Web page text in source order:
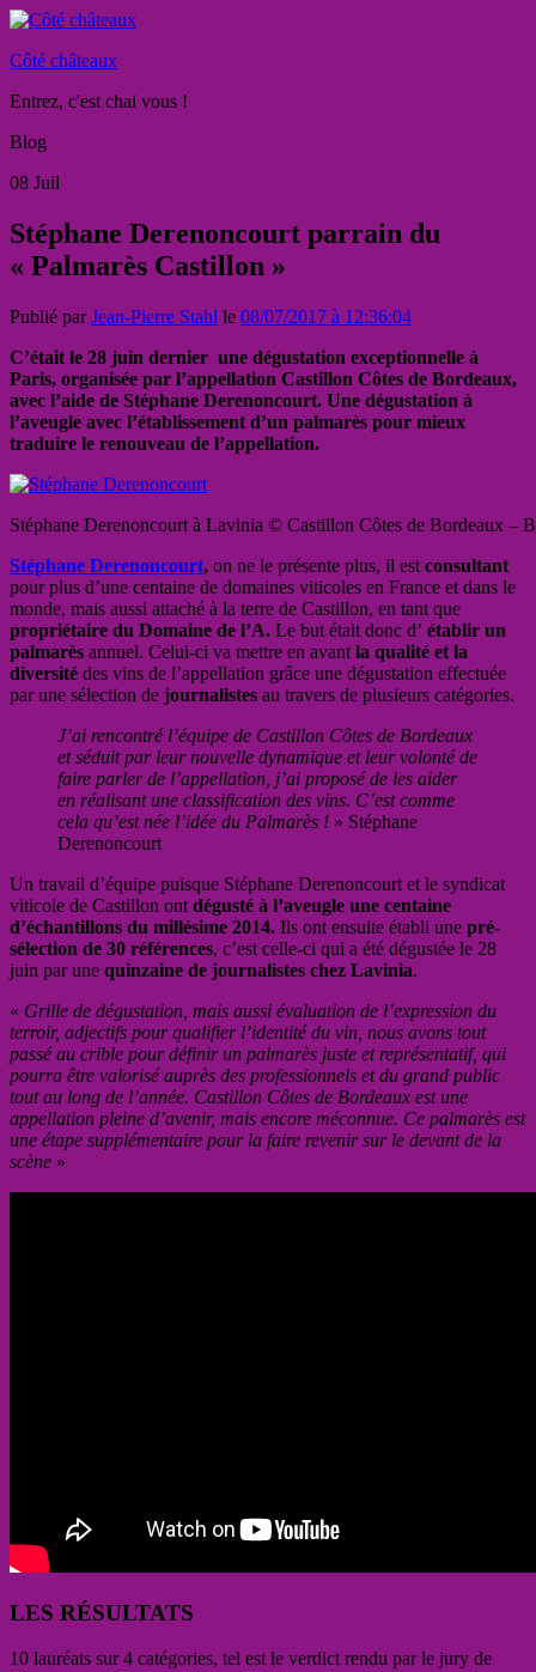
Côté châteaux
Entrez, c'est chai vous !
Blog
08 Juil
Stéphane Derenoncourt parrain du
« Palmarès Castillon »
Publié parJean-Pierre Stahl le 08/07/2017 à 12:36:04
C’était le 28 juin dernier une dégustation exceptionnelle à
Paris, organisée par l’appellation Castillon Côtes de Bordeaux,
avec l’aide de Stéphane Derenoncourt. Une dégustation à
l’aveugle avec l’établissement d’un palmarès pour mieux
traduire le renouveau de l’appellation.
Stéphane Derenoncourt à Lavinia © Castillon Côtes de Bordeaux –
Stéphane Derenoncourt, on ne le présente plus, il est consultant
pour plus d’une centaine de domaines viticoles en France et dans le
monde, mais aussi attaché à la terre de Castillon, en tant que
propriétaire du Domaine de l’A. Le but était donc d’ établir un
palmarès annuel. Celui-ci va mettre en avant la qualité et la
diversité des vins de l’appellation grâce une dégustation effectuée
par une sélection de journalistes au travers de plusieurs catégories.
J’ai rencontré l’équipe de Castillon Côtes de Bordeaux
et séduit par leur nouvelle dynamique et leur volonté de
faire parler de l’appellation, j’ai proposé de les aider
en réalisant une classification des vins. C’est comme
cela qu’est née l’idée du Palmarès ! » Stéphane
Derenoncourt
Un travail d’équipe puisque Stéphane Derenoncourt et le syndicat
viticole de Castillon ont dégusté à l’aveugle une centaine
d’échantillons du millésime 2014. Ils ont ensuite établi une pré-
sélection de 30 références, c’est celle-ci qui a été dégustée le 28
juin par une quinzaine de journalistes chez Lavinia.
« Grille de dégustation, mais aussi évaluation de l’expression du
terroir, adjectifs pour qualifier l’identité du vin, nous avons tout
passé au crible pour définir un palmarès juste et représentatif, qui
pourra être valorisé auprès des professionnels et du grand public
tout au long de l’année. Castillon Côtes de Bordeaux est une
appellation pleine d’avenir, mais encore méconnue. Ce palmarès est
une étape supplémentaire pour la faire revenir sur le devant de la
scène »
LES RÉSULTATS
10 lauréats sur 4 catégories, tel est le verdict rendu par le jury de